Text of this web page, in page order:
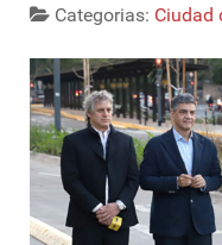
Categorias: Ciudad